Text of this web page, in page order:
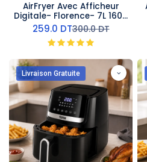
AirFryer Avec Afficheur
Digitale- Florence- 7L 1600
W
259.0 DT300.0DT
Livraison Gratuite